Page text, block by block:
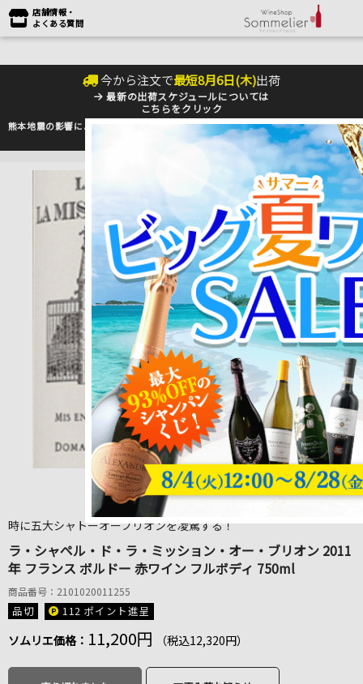
店舗情報・
よくある質問
今から注文で最短8月6日(木)出荷
最新の出荷スケジュールについては
こちらをクリック
熊本地震の影響により九州への配送に遅れが生じております。最新情報は佐川急便
をご確認下さい。
1 1
時に五大シャトーオーブリオンを凌駕する！
ラ・シャペル・ド・ラ・ミッション・オー・ブリオン 2011
年 フランス ボルドー 赤ワイン フルボディ 750ml
商品番号：2101020011255
品切 112 ポイント進呈
ソムリエ価格： 11,200円 （税込12,320円）